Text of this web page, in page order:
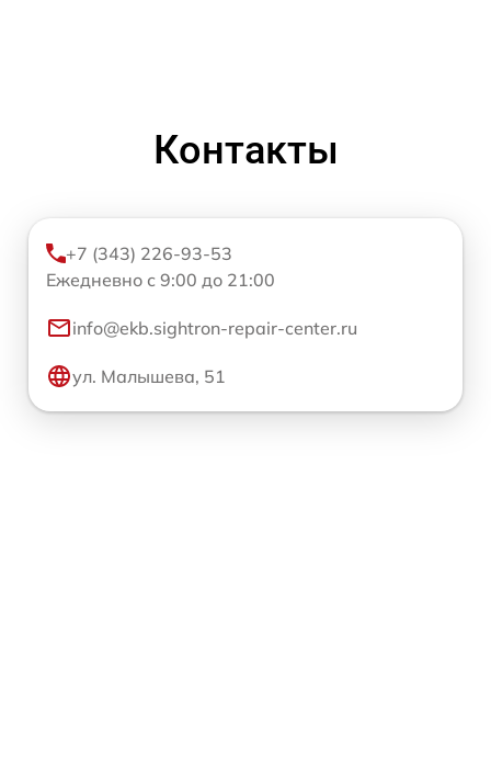
Контакты
+7 (343) 226-93-53
Ежедневно с 9:00 до 21:00
info@ekb.sightron-repair-center.ru
ул. Малышева, 51